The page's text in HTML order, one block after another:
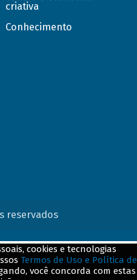
criativa
Conhecimento
reservados
cookies e tecnologias
Termos de Uso e Política de
você concorda com estas